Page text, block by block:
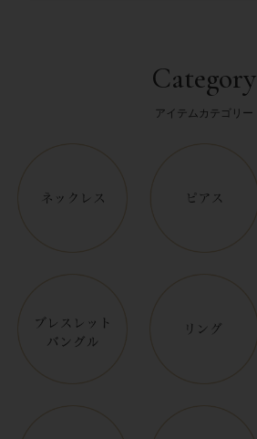
Category
アイテムカテゴリー